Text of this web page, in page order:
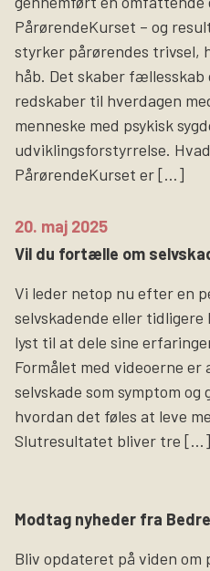
PårørendeKurset – og
styrker pårørendes trivsel,
håb. Det skaber fællesskab
redskaber til hverdagen
menneske med psykisk
udviklingsforstyrrelse.
PårørendeKurset er […]
20. maj 2025
Vil du fortælle om
Vi leder netop nu efter en
selvskadende eller tidligere
lyst til at dele sine
Formålet med videoerne
selvskade som symptom
hvordan det føles at leve
Slutresultatet bliver tre […]
Modtag nyheder fra
Bliv opdateret på viden om